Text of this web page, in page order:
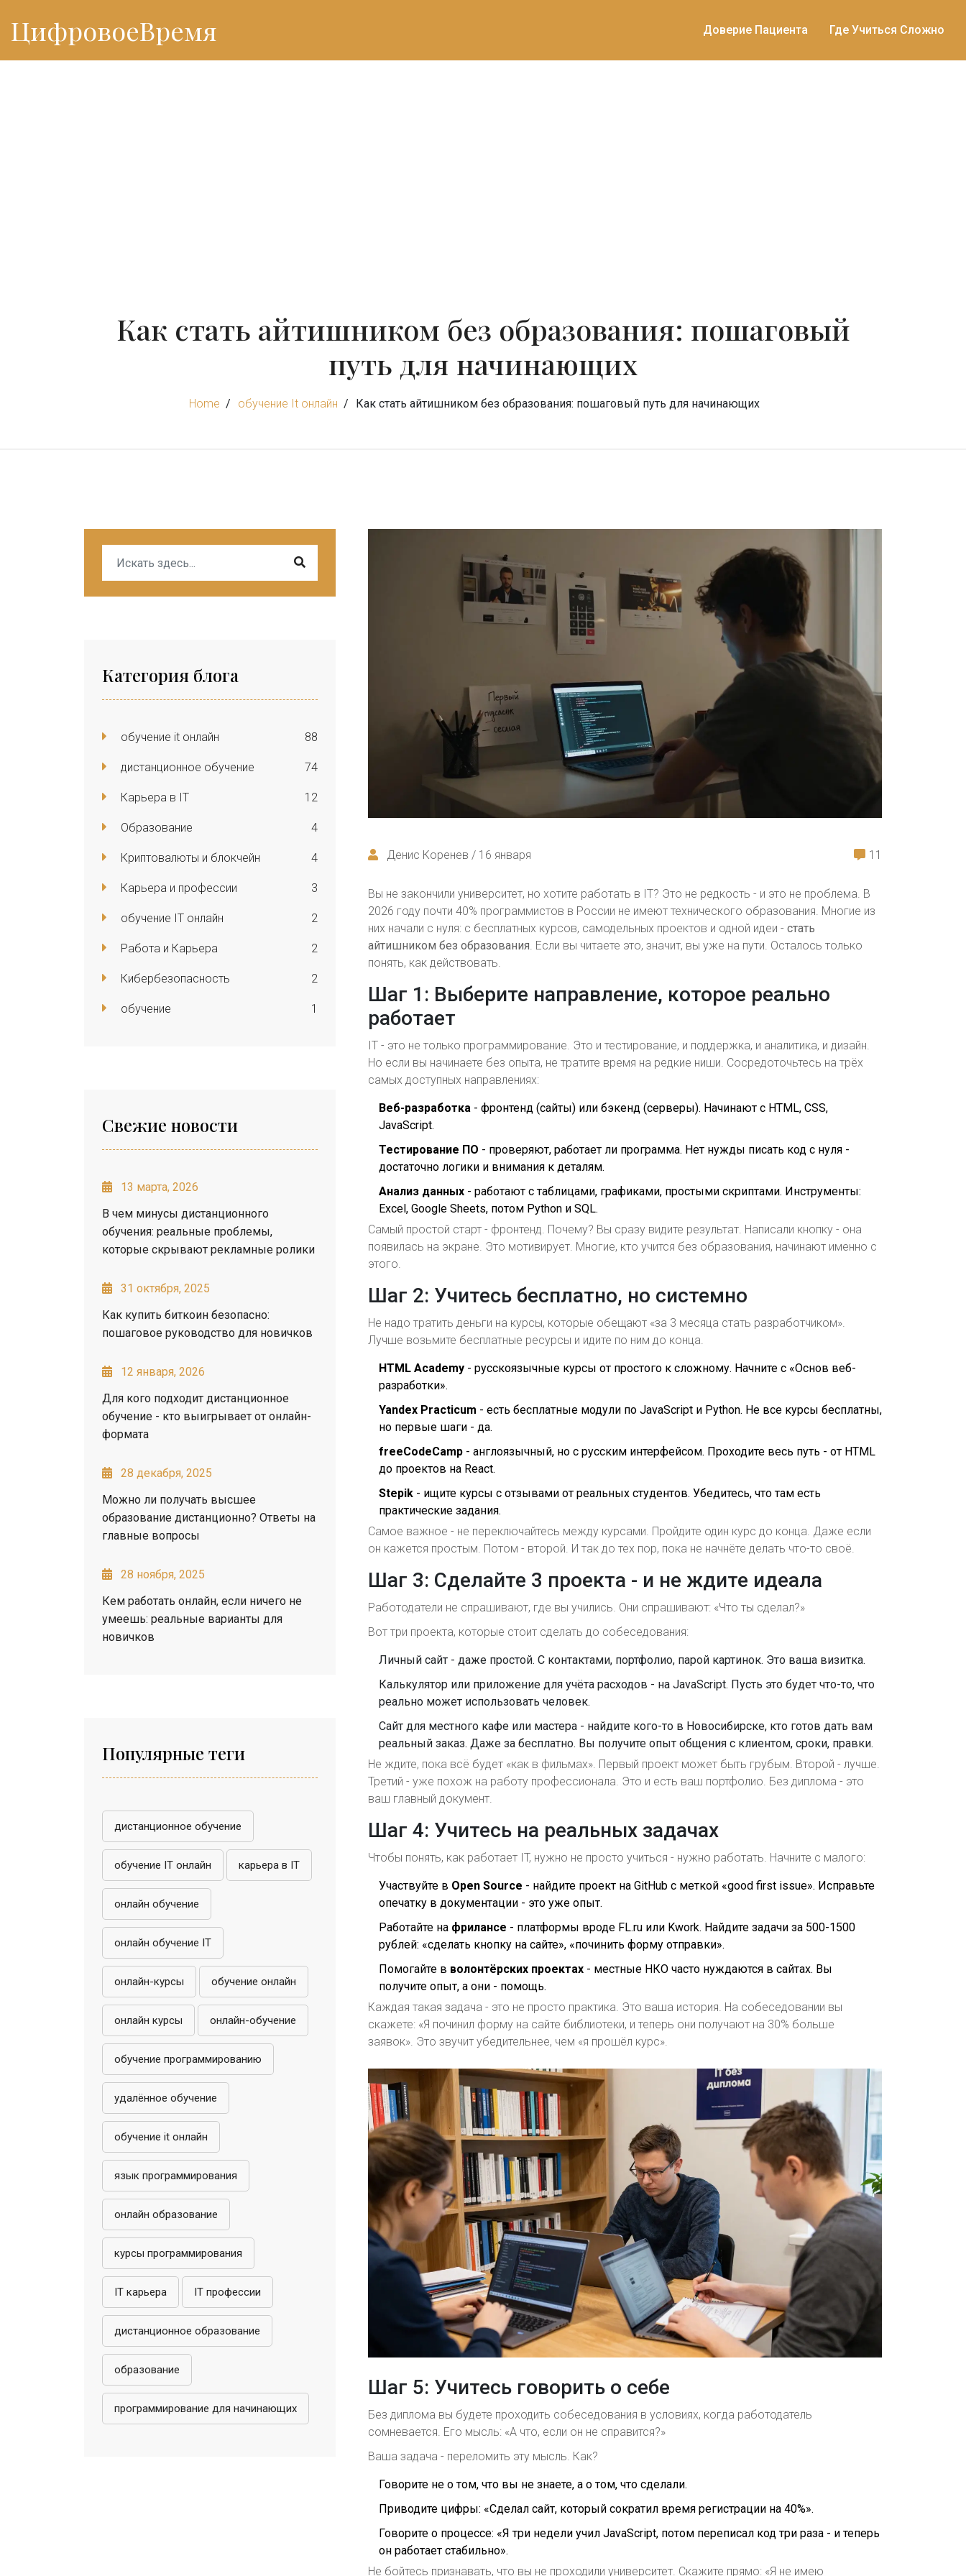
ЦифровоеВремя Доверие Пациента Где Учиться Сложно
Как стать айтишником без образования: пошаговый
путь для начинающих
Home обучение It онлайн Как стать айтишником без образования: пошаговый путь для начинающих
Категория блога
обучение it онлайн 88
дистанционное обучение 74
Карьера в IT 12
Образование 4
Криптовалюты и блокчейн 4
Карьера и профессии 3
обучение IT онлайн 2
Работа и Карьера 2
Кибербезопасность 2
обучение 1
Свежие новости
13 марта, 2026
В чем минусы дистанционного
обучения: реальные проблемы,
которые скрывают рекламные ролики
31 октября, 2025
Как купить биткоин безопасно:
пошаговое руководство для новичков
12 января, 2026
Для кого подходит дистанционное
обучение - кто выигрывает от онлайн-
формата
28 декабря, 2025
Можно ли получать высшее
образование дистанционно? Ответы на
главные вопросы
28 ноября, 2025
Кем работать онлайн, если ничего не
умеешь: реальные варианты для
новичков
Популярные теги
дистанционное обучение
обучение IT онлайн карьера в IT
онлайн обучение
онлайн обучение IT
онлайн-курсы обучение онлайн
онлайн курсы онлайн-обучение
обучение программированию
удалённое обучение
обучение it онлайн
язык программирования
онлайн образование
курсы программирования
IT карьера IT профессии
дистанционное образование
образование
программирование для начинающих
Денис Коренев / 16 января 11
Вы не закончили университет, но хотите работать в IT? Это не редкость - и это не проблема. В
2026 году почти 40% программистов в России не имеют технического образования. Многие из
них начали с нуля: с бесплатных курсов, самодельных проектов и одной идеи - стать
айтишником без образования. Если вы читаете это, значит, вы уже на пути. Осталось только
понять, как действовать.
Шаг 1: Выберите направление, которое реально
работает
IT - это не только программирование. Это и тестирование, и поддержка, и аналитика, и дизайн.
Но если вы начинаете без опыта, не тратите время на редкие ниши. Сосредоточьтесь на трёх
самых доступных направлениях:
Веб-разработка - фронтенд (сайты) или бэкенд (серверы). Начинают с HTML, CSS,
JavaScript.
Тестирование ПО - проверяют, работает ли программа. Нет нужды писать код с нуля -
достаточно логики и внимания к деталям.
Анализ данных - работают с таблицами, графиками, простыми скриптами. Инструменты:
Excel, Google Sheets, потом Python и SQL.
Самый простой старт - фронтенд. Почему? Вы сразу видите результат. Написали кнопку - она
появилась на экране. Это мотивирует. Многие, кто учится без образования, начинают именно с
этого.
Шаг 2: Учитесь бесплатно, но системно
Не надо тратить деньги на курсы, которые обещают «за 3 месяца стать разработчиком».
Лучше возьмите бесплатные ресурсы и идите по ним до конца.
HTML Academy - русскоязычные курсы от простого к сложному. Начните с «Основ веб-
разработки».
Yandex Practicum - есть бесплатные модули по JavaScript и Python. Не все курсы бесплатны,
но первые шаги - да.
freeCodeCamp - англоязычный, но с русским интерфейсом. Проходите весь путь - от HTML
до проектов на React.
Stepik - ищите курсы с отзывами от реальных студентов. Убедитесь, что там есть
практические задания.
Самое важное - не переключайтесь между курсами. Пройдите один курс до конца. Даже если
он кажется простым. Потом - второй. И так до тех пор, пока не начнёте делать что-то своё.
Шаг 3: Сделайте 3 проекта - и не ждите идеала
Работодатели не спрашивают, где вы учились. Они спрашивают: «Что ты сделал?»
Вот три проекта, которые стоит сделать до собеседования:
Личный сайт - даже простой. С контактами, портфолио, парой картинок. Это ваша визитка.
Калькулятор или приложение для учёта расходов - на JavaScript. Пусть это будет что-то, что
реально может использовать человек.
Сайт для местного кафе или мастера - найдите кого-то в Новосибирске, кто готов дать вам
реальный заказ. Даже за бесплатно. Вы получите опыт общения с клиентом, сроки, правки.
Не ждите, пока всё будет «как в фильмах». Первый проект может быть грубым. Второй - лучше.
Третий - уже похож на работу профессионала. Это и есть ваш портфолио. Без диплома - это
ваш главный документ.
Шаг 4: Учитесь на реальных задачах
Чтобы понять, как работает IT, нужно не просто учиться - нужно работать. Начните с малого:
Участвуйте в Open Source - найдите проект на GitHub с меткой «good first issue». Исправьте
опечатку в документации - это уже опыт.
Работайте на фрилансе - платформы вроде FL.ru или Kwork. Найдите задачи за 500-1500
рублей: «сделать кнопку на сайте», «починить форму отправки».
Помогайте в волонтёрских проектах - местные НКО часто нуждаются в сайтах. Вы
получите опыт, а они - помощь.
Каждая такая задача - это не просто практика. Это ваша история. На собеседовании вы
скажете: «Я починил форму на сайте библиотеки, и теперь они получают на 30% больше
заявок». Это звучит убедительнее, чем «я прошёл курс».
Шаг 5: Учитесь говорить о себе
Без диплома вы будете проходить собеседования в условиях, когда работодатель
сомневается. Его мысль: «А что, если он не справится?»
Ваша задача - переломить эту мысль. Как?
Говорите не о том, что вы не знаете, а о том, что сделали.
Приводите цифры: «Сделал сайт, который сократил время регистрации на 40%».
Говорите о процессе: «Я три недели учил JavaScript, потом переписал код три раза - и теперь
он работает стабильно».
Не бойтесь признавать, что вы не проходили университет. Скажите прямо: «Я не имею